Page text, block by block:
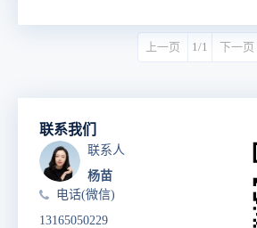
上一页 1/1 下一页
联系我们
联系人
杨苗
电话(微信)
13165050229